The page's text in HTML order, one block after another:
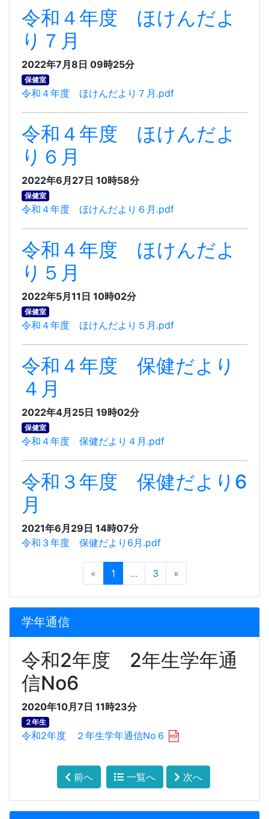
令和４年度 ほけんだよ
り７月
2022年7月8日 09時25分
保健室
令和４年度 ほけんだより７月.pdf
令和４年度 ほけんだよ
り６月
2022年6月27日 10時58分
保健室
令和４年度 ほけんだより６月.pdf
令和４年度 ほけんだよ
り５月
2022年5月11日 10時02分
保健室
令和４年度 ほけんだより５月.pdf
令和４年度 保健だより
４月
2022年4月25日 19時02分
保健室
令和４年度 保健だより４月.pdf
令和３年度 保健だより6
月
2021年6月29日 14時07分
令和３年度 保健だより6月.pdf
« 1 ... 3 »
学年通信
令和2年度 2年生学年通
信No6
2020年10月7日 11時23分
２年生
令和2年度 ２年生学年通信No６
前へ 一覧へ 次へ